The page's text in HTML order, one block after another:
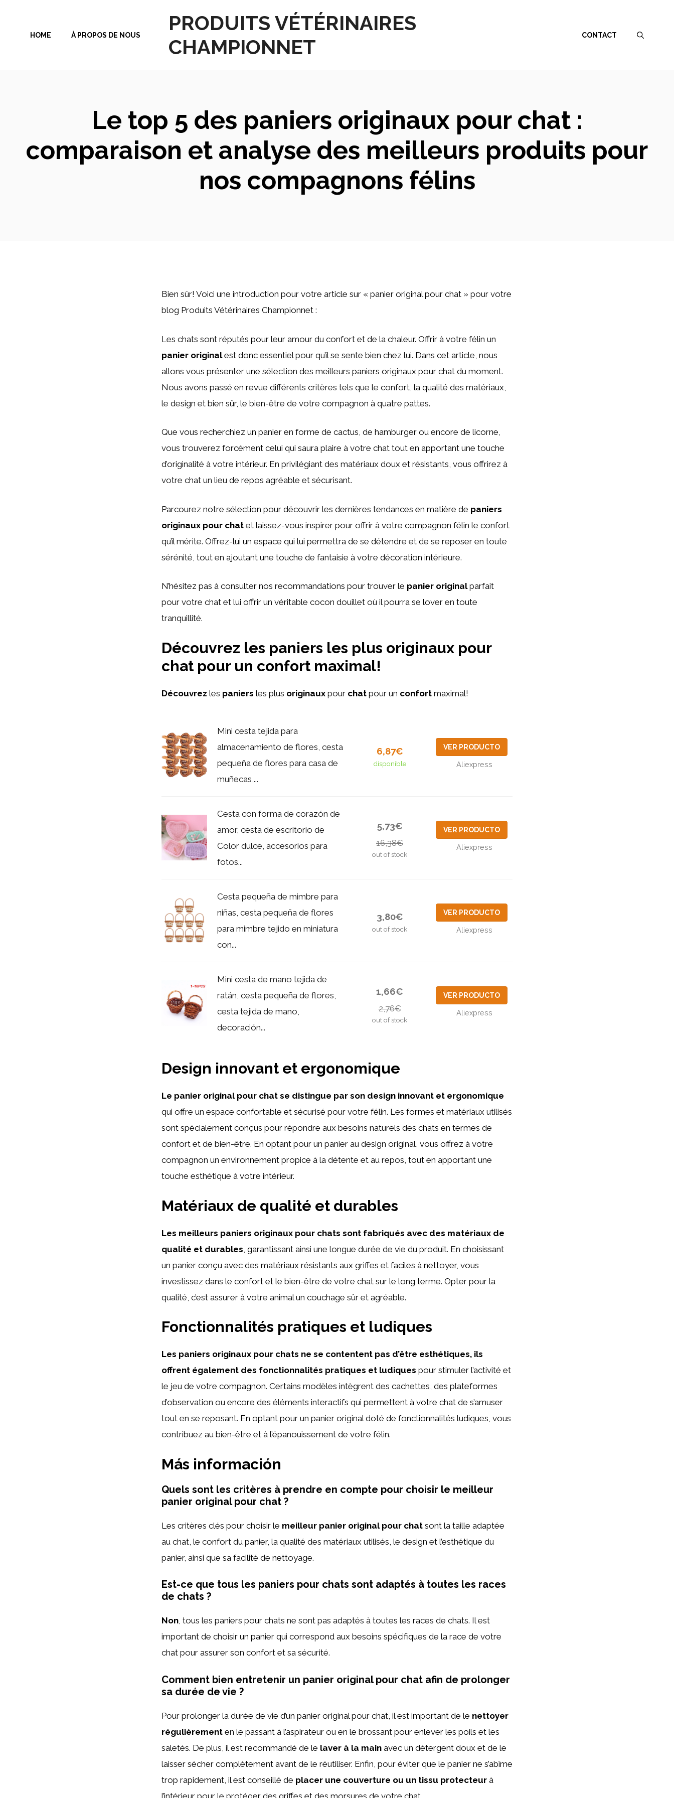
contenu
PRODUITS VÉTÉRINAIRES
CHAMPIONNET
HOME À PROPOS DE NOUS CONTACT
Le top 5 des paniers originaux pour chat :
comparaison et analyse des meilleurs produits pour
nos compagnons félins
Bien sûr! Voici une introduction pour votre article sur « panier original pour chat » pour votre
blog Produits Vétérinaires Championnet :
Les chats sont réputés pour leur amour du confort et de la chaleur. Offrir à votre félin un
panier originalest donc essentiel pour qu’il se sente bien chez lui. Dans cet article, nous
allons vous présenter une sélection des meilleurs paniers originaux pour chat du moment.
Nous avons passé en revue différents critères tels que le confort, la qualité des matériaux,
le design et bien sûr, le bien-être de votre compagnon à quatre pattes.
Que vous recherchiez un panier en forme de cactus, de hamburger ou encore de licorne,
vous trouverez forcément celui qui saura plaire à votre chat tout en apportant une touche
d’originalité à votre intérieur. En privilégiant des matériaux doux et résistants, vous offrirez à
votre chat un lieu de repos agréable et sécurisant.
Parcourez notre sélection pour découvrir les dernières tendances en matière de paniers
originaux pour chat et laissez-vous inspirer pour offrir à votre compagnon félin le confort
qu’il mérite. Offrez-lui un espace qui lui permettra de se détendre et de se reposer en toute
sérénité, tout en ajoutant une touche de fantaisie à votre décoration intérieure.
N’hésitez pas à consulter nos recommandations pour trouver le panier originalparfait
pour votre chat et lui offrir un véritable cocon douillet où il pourra se lover en toute
tranquillité.
Découvrez les paniers les plus originaux pour
chat pour un confort maximal!
Découvrez les paniers les plus originaux pour chat pour un confort maximal!
Mini cesta tejida para
almacenamiento de flores, cesta
pequeña de flores para casa de
muñecas,...
6,87€
disponible
VER PRODUCTO
Aliexpress
Cesta con forma de corazón de
amor, cesta de escritorio de
Color dulce, accesorios para
fotos...
5,73€
16,38€
out of stock
VER PRODUCTO
Aliexpress
Cesta pequeña de mimbre para
niñas, cesta pequeña de flores
para mimbre tejido en miniatura
con...
3,80€
out of stock
VER PRODUCTO
Aliexpress
Mini cesta de mano tejida de
ratán, cesta pequeña de flores,
cesta tejida de mano,
decoración...
1,66€
2,76€
out of stock
VER PRODUCTO
Aliexpress
Design innovant et ergonomique
Le panier original pour chat se distingue par son design innovant et ergonomique
qui offre un espace confortable et sécurisé pour votre félin. Les formes et matériaux utilisés
sont spécialement conçus pour répondre aux besoins naturels des chats en termes de
confort et de bien-être. En optant pour un panier au design original, vous offrez à votre
compagnon un environnement propice à la détente et au repos, tout en apportant une
touche esthétique à votre intérieur.
Matériaux de qualité et durables
Les meilleurs paniers originaux pour chats sont fabriqués avec des matériaux de
qualité et durables , garantissant ainsi une longue durée de vie du produit. En choisissant
un panier conçu avec des matériaux résistants aux griffes et faciles à nettoyer, vous
investissez dans le confort et le bien-être de votre chat sur le long terme. Opter pour la
qualité, c’est assurer à votre animal un couchage sûr et agréable.
Fonctionnalités pratiques et ludiques
Les paniers originaux pour chats ne se contentent pas d’être esthétiques, ils
offrent également des fonctionnalités pratiques et ludiques pour stimuler l’activité et
le jeu de votre compagnon. Certains modèles intègrent des cachettes, des plateformes
d’observation ou encore des éléments interactifs qui permettent à votre chat de s’amuser
tout en se reposant. En optant pour un panier original doté de fonctionnalités ludiques, vous
contribuez au bien-être et à l’épanouissement de votre félin.
Más información
Quels sont les critères à prendre en compte pour choisir le meilleur
panier original pour chat ?
Les critères clés pour choisir le meilleur panier original pour chat sont la taille adaptée
au chat, le confort du panier, la qualité des matériaux utilisés, le design et l’esthétique du
panier, ainsi que sa facilité de nettoyage.
Est-ce que tous les paniers pour chats sont adaptés à toutes les races
de chats ?
Non, tous les paniers pour chats ne sont pas adaptés à toutes les races de chats. Il est
important de choisir un panier qui correspond aux besoins spécifiques de la race de votre
chat pour assurer son confort et sa sécurité.
Comment bien entretenir un panier original pour chat afin de prolonger
sa durée de vie ?
Pour prolonger la durée de vie d’un panier original pour chat, il est important de le nettoyer
régulièrement en le passant à l’aspirateur ou en le brossant pour enlever les poils et les
saletés. De plus, il est recommandé de le laver à la main avec un détergent doux et de le
laisser sécher complètement avant de le réutiliser. Enfin, pour éviter que le panier ne s’abîme
trop rapidement, il est conseillé de placer une couverture ou un tissu protecteur à
l’intérieur pour le protéger des griffes et des morsures de votre chat.